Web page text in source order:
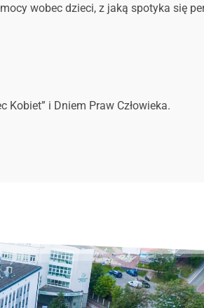
wobec dzieci, z jaką spotyka się
i Dniem Praw Człowieka.